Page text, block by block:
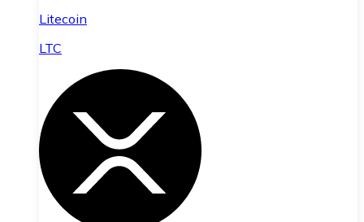
Litecoin
LTC